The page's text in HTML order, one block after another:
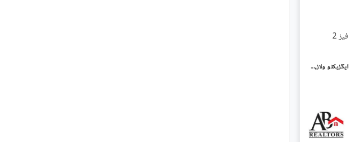
بخ ولاز فیز 2 - مانک بلاک بوچ ایگزیکٹو ولاز - فیز 2,بش ایگزیکٹو ولاز,ملتان میں 5 مرلہ رہائشی پلاٹ 85.0 لاکھ میں برائے فروخت۔